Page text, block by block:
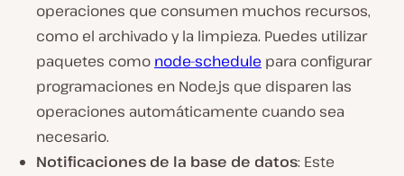
operaciones que consumen muchos recursos,
como el archivado y la limpieza. Puedes utilizar
paquetes como node-schedule para configurar
programaciones en Node.js que disparen las
operaciones automáticamente cuando sea
necesario.
Notificaciones de la base de datos: Este